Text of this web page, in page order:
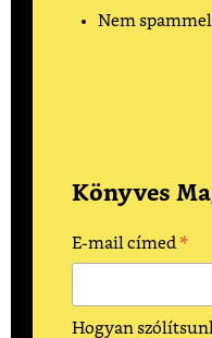
Nem
Könyves
E-mail címed *
Hogyan